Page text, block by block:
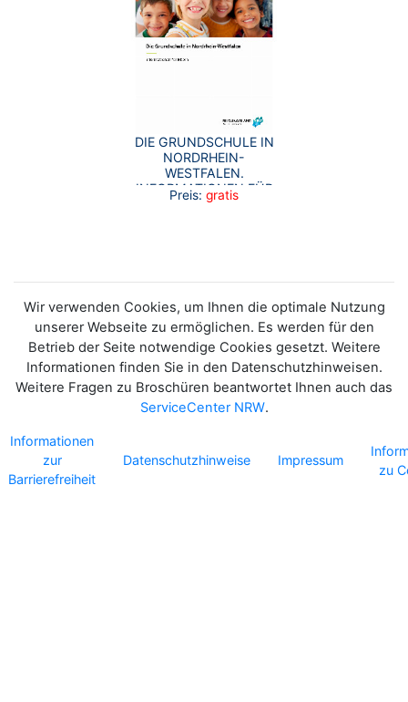
DIE GRUNDSCHULE IN
NORDRHEIN-
WESTFALEN.
INFORMATIONEN FÜR
ELTERN
Preis: gratis
Wir verwenden Cookies, um Ihnen die optimale Nutzung
unserer Webseite zu ermöglichen. Es werden für den
Betrieb der Seite notwendige Cookies gesetzt. Weitere
Informationen finden Sie in den Datenschutzhinweisen.
Weitere Fragen zu Broschüren beantwortet Ihnen auch das
ServiceCenter NRW.
Informationen
zur
Barrierefreiheit
Datenschutzhinweise Impressum
zu